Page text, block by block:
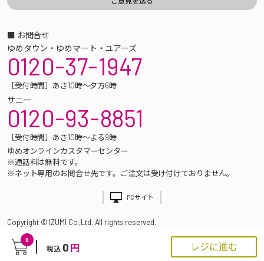
0
税込 0 円 レジに進む
■ お問合せ
ゆめタウン・ゆめマート・ユアーズ
0120-37-1947
［受付時間］あさ10時～夕方6時
サニー
0120-93-8851
［受付時間］あさ10時～よる9時
ゆめオンラインカスタマーセンター
※通話料は無料です。
※ネット専用のお問合せ先です。ご注文は受け付けておりません。
PCサイト
Copyright © IZUMI Co.,Ltd. All rights reserved.